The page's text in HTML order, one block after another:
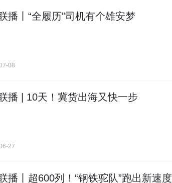
播丨“全履历”司机有个雄安梦
08
播 | 10天！冀货出海又快一步
27
播丨超600列！“钢铁驼队”跑出新速度